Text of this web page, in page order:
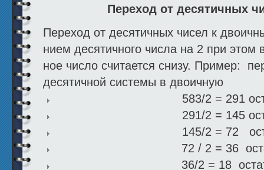
Переход от десятичных
Переход от десятичных чисел к
нием десятичного числа на 2 при
ное число считается снизу. Пример:
десятичной системы в двоичную
583/2 = 291
291/2 = 145
145/2 = 72
72 / 2 = 36
36/2 = 18